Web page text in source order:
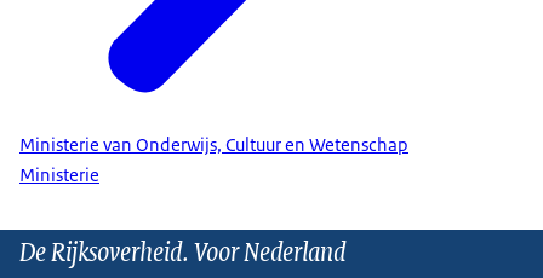
Ministerie van Onderwijs, Cultuur en Wetenschap
Ministerie
De Rijksoverheid. Voor Nederland